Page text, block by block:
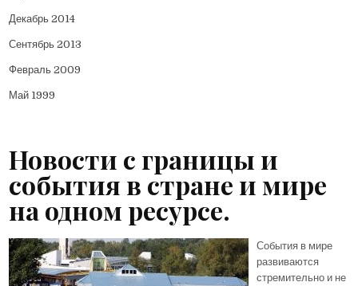
Декабрь 2014
Сентябрь 2013
Февраль 2009
Май 1999
Новости с границы и
события в стране и мире
на одном ресурсе.
События в мире
развиваются
стремительно и не